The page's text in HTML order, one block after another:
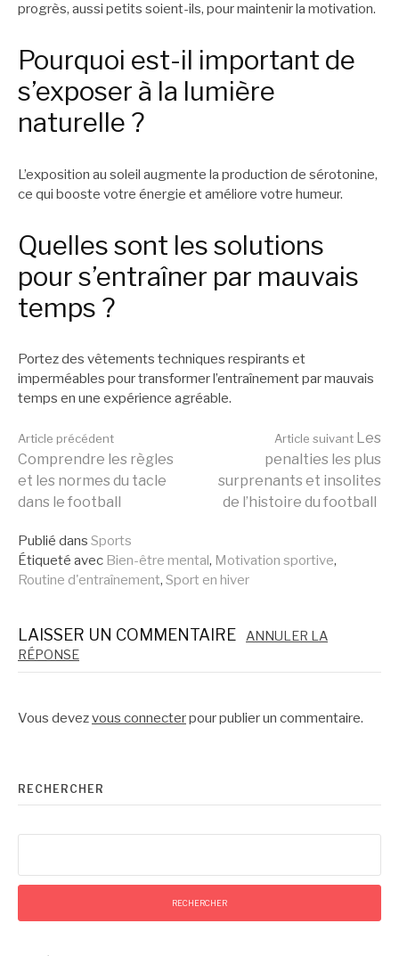
progrès, aussi petits soient-ils, pour maintenir la motivation.
Pourquoi est-il important de
s’exposer à la lumière
naturelle ?
L’exposition au soleil augmente la production de sérotonine,
ce qui booste votre énergie et améliore votre humeur.
Quelles sont les solutions
pour s’entraîner par mauvais
temps ?
Portez des vêtements techniques respirants et
imperméables pour transformer l’entraînement par mauvais
temps en une expérience agréable.
Lire
la
suite
Article précédent
Comprendre les règles
et les normes du tacle
dans le football
Article suivant Les
penalties les plus
surprenants et insolites
de l’histoire du football
Publié dans Sports
Étiqueté avec Bien-être mental, Motivation sportive,
Routine d'entraînement, Sport en hiver
LAISSER UN COMMENTAIRE
ANNULER LA
RÉPONSE
Vous devezvous connecterpour publier un commentaire.
RECHERCHER